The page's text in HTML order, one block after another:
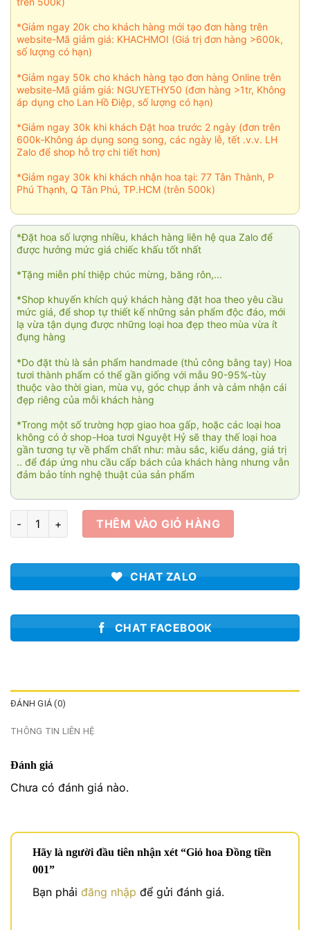
*Giảm ngay 20k cho khách hàng mới tạo đơn hàng trên
website-Mã giảm giá: KHACHMOI (Giá trị đơn hàng >600k,
số lượng có hạn)
*Giảm ngay 50k cho khách hàng tạo đơn hàng Online trên
website-Mã giảm giá: NGUYETHY50 (đơn hàng >1tr, Không
áp dụng cho Lan Hồ Điệp, số lượng có hạn)
*Giảm ngay 30k khi khách Đặt hoa trước 2 ngày (đơn trên
600k-Không áp dụng song song, các ngày lễ, tết .v.v. LH
Zalo để shop hỗ trợ chi tiết hơn)
*Giảm ngay 30k khi khách nhận hoa tại: 77 Tân Thành, P
Phú Thạnh, Q Tân Phú, TP.HCM (trên 500k)
*Đặt hoa số lượng nhiều, khách hàng liên hệ qua Zalo để
được hưởng mức giá chiếc khấu tốt nhất
*Tặng miễn phí thiệp chúc mừng, băng rôn,...
*Shop khuyến khích quý khách hàng đặt hoa theo yêu cầu
mức giá, để shop tự thiết kế những sản phẩm độc đáo, mới
lạ vừa tận dụng được những loại hoa đẹp theo mùa vừa ít
đụng hàng
*Do đặt thù là sản phẩm handmade (thủ công bằng tay) Hoa
tươi thành phẩm có thể gần giống với mẫu 90-95%-tùy
thuộc vào thời gian, mùa vụ, góc chụp ảnh và cảm nhận cái
đẹp riêng của mỗi khách hàng
*Trong một số trường hợp giao hoa gấp, hoặc các loại hoa
không có ở shop-Hoa tươi Nguyệt Hỷ sẽ thay thế loại hoa
gần tương tự về phẩm chất như: màu sắc, kiểu dáng, giá trị
.. để đáp ứng nhu cầu cấp bách của khách hàng nhưng vẫn
đảm bảo tính nghệ thuật của sản phẩm
Giỏ hoa Đồng tiền 001 số lượngTHÊM VÀO GIỎ HÀNG
CHAT ZALO
CHAT FACEBOOK
ĐÁNH GIÁ (0)
THÔNG TIN LIÊN HỆ
Đánh giá
Chưa có đánh giá nào.
Hãy là người đầu tiên nhận xét “Giỏ hoa Đồng tiền
001”
Bạn phải đăng nhập để gửi đánh giá.